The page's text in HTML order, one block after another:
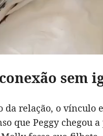
sem
da relação, o vínculo
que Peggy chegou a